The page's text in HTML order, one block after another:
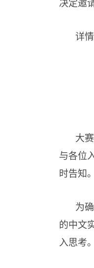
详
大
与各位
时告知。
为
的中文
入思考。